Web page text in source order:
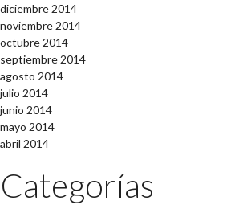
diciembre 2014
noviembre 2014
octubre 2014
septiembre 2014
agosto 2014
julio 2014
junio 2014
mayo 2014
abril 2014
Categorías